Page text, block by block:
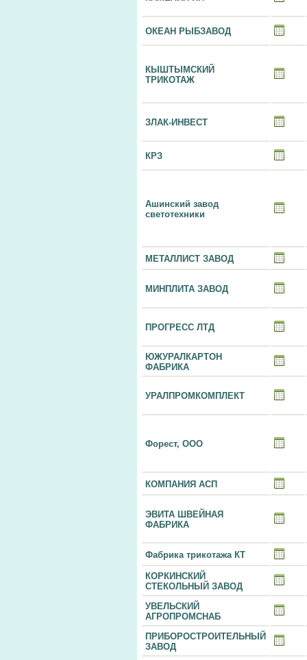
ОКЕАН РЫБЗАВОД
КЫШТЫМСКИЙ
ТРИКОТАЖ
ЗЛАК-ИНВЕСТ
КРЗ
Ашинский завод
светотехники
МЕТАЛЛИСТ ЗАВОД
МИНПЛИТА ЗАВОД
ПРОГРЕСС ЛТД
ЮЖУРАЛКАРТОН
ФАБРИКА
УРАЛПРОМКОМПЛЕКТ
Форест, ООО
КОМПАНИЯ АСП
ЭВИТА ШВЕЙНАЯ
ФАБРИКА
Фабрика трикотажа КТ
КОРКИНСКИЙ
СТЕКОЛЬНЫЙ ЗАВОД
УВЕЛЬСКИЙ
АГРОПРОМСНАБ
ПРИБОРОСТРОИТЕЛЬНЫЙ
ЗАВОД